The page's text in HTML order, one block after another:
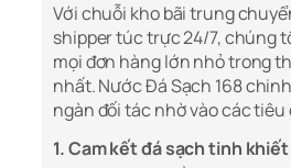
Với chuỗi kho bãi trung
shipper túc trực 24/7, chúng
mọi đơn hàng lớn nhỏ trong
nhất. Nước Đá Sạch 168
ngàn đối tác nhờ vào các
1. Cam kết đá sạch tinh